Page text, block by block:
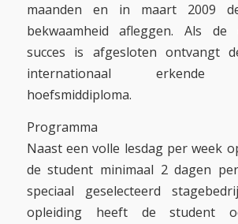
maanden en in maart 2009
bekwaamheid afleggen. Als de
succes is afgesloten ontvangt
internationaal erkende
hoefsmiddiploma.
Programma
Naast een volle lesdag per week
de student minimaal 2 dagen
speciaal geselecteerd
opleiding heeft de student